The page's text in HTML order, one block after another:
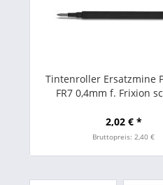
Tintenroller Ersatzmine
FR7 0,4mm f. Frixion
2,02 € *
Bruttopreis: 2,40 €